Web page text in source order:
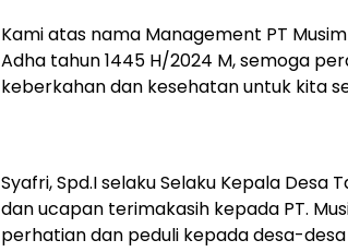
Kami atas nama Management PT
Adha tahun 1445 H/2024 M, semoga
keberkahan dan kesehatan untuk kita
Syafri, Spd.I selaku Selaku Kepala
dan ucapan terimakasih kepada PT.
perhatian dan peduli kepada desa-